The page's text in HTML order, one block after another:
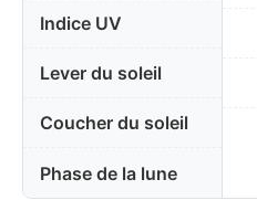
Indice UV
Lever du soleil
Coucher du soleil
Phase de la lune